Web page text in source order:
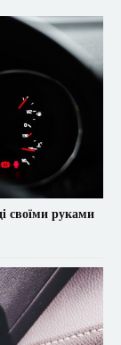
своїми руками